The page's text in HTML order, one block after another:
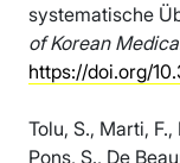
systematische
of Korean
https://doi.org/
Tolu, S., Marti,
Pons, S., De